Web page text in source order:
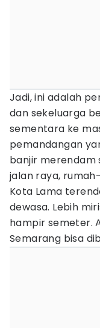
Jadi, ini adalah
dan sekeluarga
sementara ke
pemandangan
banjir merendam
jalan raya,
Kota Lama
dewasa. Lebih
hampir semeter.
Semarang bisa